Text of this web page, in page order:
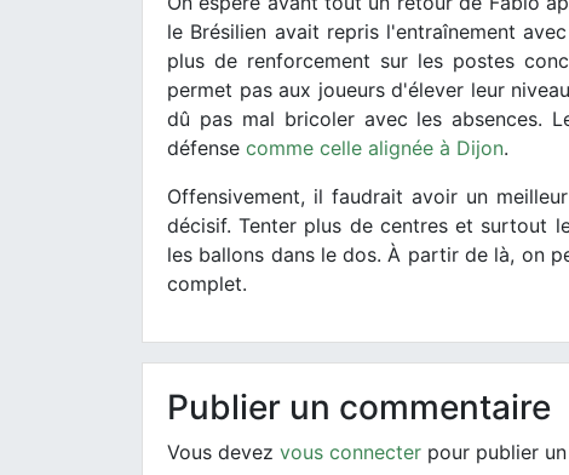
le Brésilien avait repris l'entraînement
plus de renforcement sur les postes
permet pas aux joueurs d'élever leur
dû pas mal bricoler avec les absences.
défense comme celle alignée à Dijon.
Offensivement, il faudrait avoir un
décisif. Tenter plus de centres et surtout
les ballons dans le dos. À partir de là, on
complet.
Publier un commentaire
Vous devez vous connecter pour publier